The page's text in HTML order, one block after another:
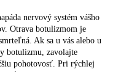
nervový systém vášho
Otrava botulizmom je
Ak sa u vás alebo u
botulizmu, zavolajte
pohotovosť. Pri rýchlej